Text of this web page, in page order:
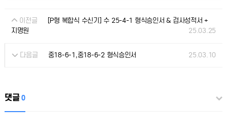
이전글
[P형 복합식 수신기] 수 25-4-1 형식승인서 & 검사성적서 +
지명원
25.03.25
다음글 중18-6-1,중18-6-2 형식승인서 25.03.10
댓글0